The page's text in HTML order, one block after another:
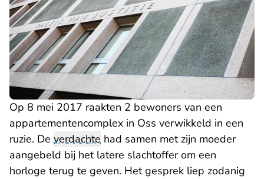
Op 8 mei 2017 raakten 2 bewoners van een
appartementencomplex in Oss verwikkeld in een
ruzie. De verdachte had samen met zijn moeder
aangebeld bij het latere slachtoffer om een
horloge terug te geven. Het gesprek liep zodanig